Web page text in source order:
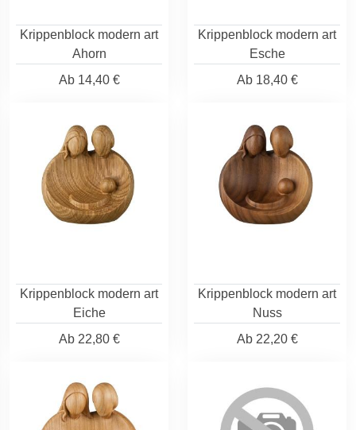
Krippenblock modern art
Ahorn
Ab14,40 €
Krippenblock modern art
Esche
Ab18,40 €
Krippenblock modern art
Eiche
Ab22,80 €
Krippenblock modern art
Nuss
Ab22,20 €